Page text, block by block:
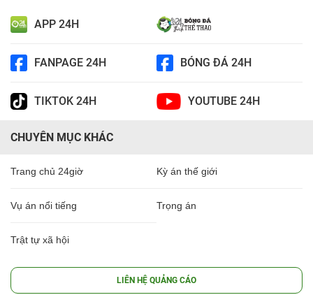
APP 24H
FANPAGE 24H BÓNG ĐÁ 24H
TIKTOK 24H YOUTUBE 24H
CHUYÊN MỤC KHÁC
Trang chủ 24giờ Kỳ án thế giới
Vụ án nổi tiếng Trọng án
Trật tự xã hội
LIÊN HỆ QUẢNG CÁO